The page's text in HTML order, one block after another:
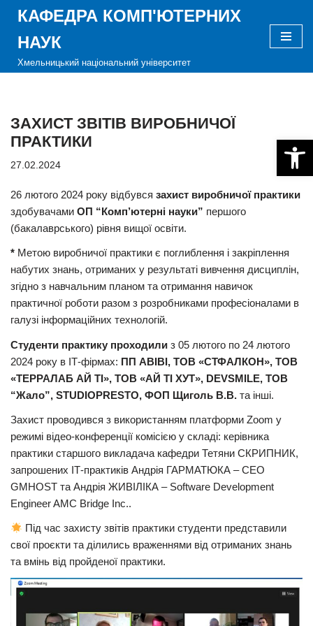
Перейти
вмісту
КАФЕДРА КОМП'ЮТЕРНИХ
НАУК
Хмельницький національний університет
ЗАХИСТ ЗВІТІВ ВИРОБНИЧОЇ
ПРАКТИКИ
27.02.2024
26 лютого 2024 року відбувся захист виробничої практики
здобувачами ОП “Комп’ютерні науки” першого
(бакалаврського) рівня вищої освіти.
* Метою виробничої практики є поглиблення і закріплення
набутих знань, отриманих у результаті вивчення дисциплін,
згідно з навчальним планом та отримання навичок
практичної роботи разом з розробниками професіоналами в
галузі інформаційних технологій.
Студенти практику проходили з 05 лютого по 24 лютого
2024 року в ІТ-фірмах: ПП АВІВІ, ТОВ «СТФАЛКОН», ТОВ
«ТЕРРАЛАБ АЙ ТІ», ТОВ «АЙ ТІ ХУТ», DEVSMILE, ТОВ
“Жало”, STUDIOPRESTO, ФОП Щиголь В.В. та інші.
Захист проводився з використанням платформи Zoom у
режимі відео-конференції комісією у складі: керівника
практики старшого викладача кафедри Тетяни СКРИПНИК,
запрошених ІТ-практиків Андрія ГАРМАТЮКА – СЕО
GMHOST та Андрія ЖИВІЛІКА – Software Development
Engineer AMC Bridge Inc..
Під час захисту звітів практики студенти представили
свої проєкти та ділились враженнями від отриманих знань
та вмінь від пройденої практики.